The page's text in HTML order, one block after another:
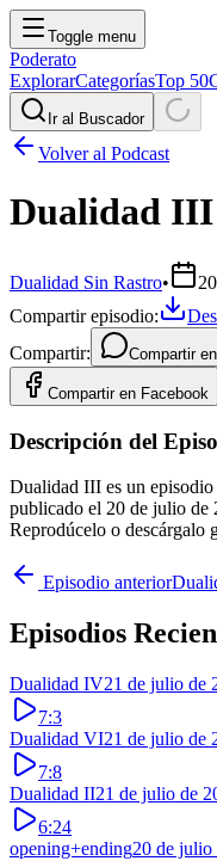
Toggle menu
Poderato
ExplorarCategoríasTop 50
Ir al Buscador
Volver al Podcast
Dualidad III
Dualidad Sin Rastro•
Compartir episodio:
Compartir:
Compartir en
Compartir en Facebook
Descripción del
Dualidad III es un
publicado el 20 de julio de
Reprodúcelo o descárgalo
Episodio anterior
Episodios
Dualidad IV21 de julio de
7:3
Dualidad VI21 de julio de
7:8
Dualidad II21 de julio de
6:24
opening+ending20 de julio